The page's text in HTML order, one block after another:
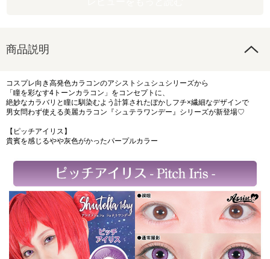
商品説明
コスプレ向き高発色カラコンのアシストシュシュシリーズから
「瞳を彩なす4トーンカラコン」をコンセプトに、
絶妙なカラバリと瞳に馴染むよう計算されたぼかしフチ×繊細なデザインで
男女問わず使える美麗カラコン『シュテラワンデー』シリーズが新登場♡
【ピッチアイリス】
貴賓を感じるやや灰色がかったパープルカラー